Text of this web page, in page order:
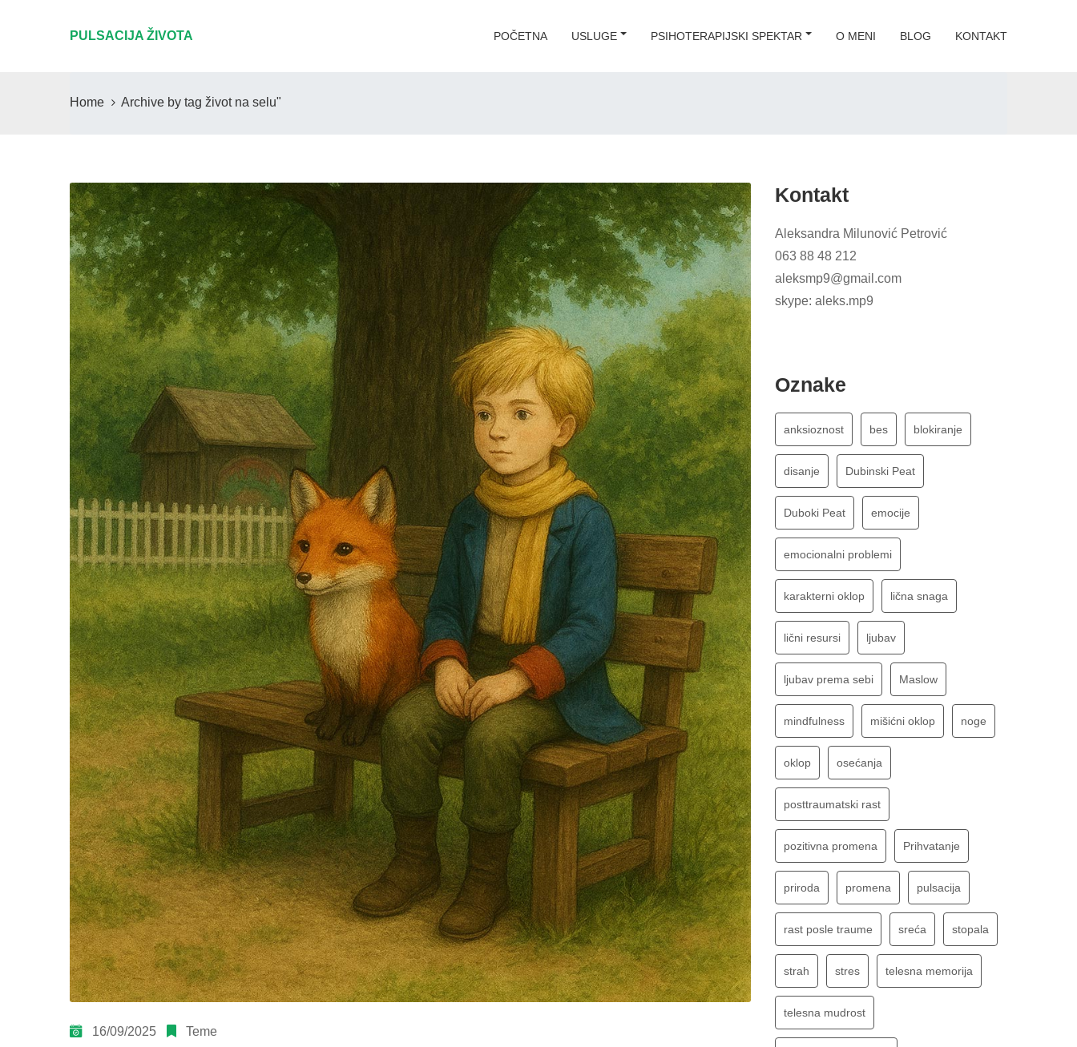
PULSACIJA ŽIVOTA POČETNA USLUGE PSIHOTERAPIJSKI SPEKTAR O MENI BLOG KONTAKT
Home Archive by tag život na selu"
16/09/2025 Teme
Kontakt
Aleksandra Milunović Petrović
063 88 48 212
aleksmp9@gmail.com
skype: aleks.mp9
Oznake
anksioznost bes blokiranje
disanje Dubinski Peat
Duboki Peat emocije
emocionalni problemi
karakterni oklop lična snaga
lični resursi ljubav
ljubav prema sebi Maslow
mindfulness mišićni oklop noge
oklop osećanja
posttraumatski rast
pozitivna promena Prihvatanje
priroda promena pulsacija
rast posle traume sreća stopala
strah stres telesna memorija
telesna mudrost